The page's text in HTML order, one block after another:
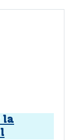
la